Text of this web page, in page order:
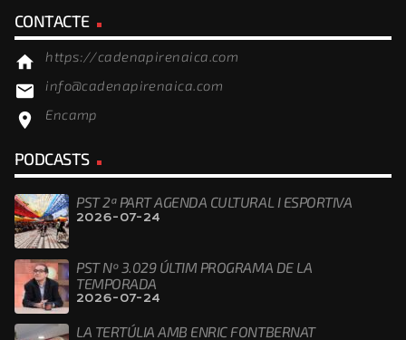
CONTACTE
home https://cadenapirenaica.com
email info@cadenapirenaica.com
location_on Encamp
PODCASTS
PST 2ª PART AGENDA CULTURAL I ESPORTIVA
2026-07-24
PST Nº 3.029 ÚLTIM PROGRAMA DE LA
TEMPORADA
2026-07-24
LA TERTÚLIA AMB ENRIC FONTBERNAT